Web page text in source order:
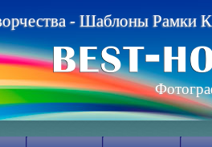
орчества - Шаблоны Рамки К